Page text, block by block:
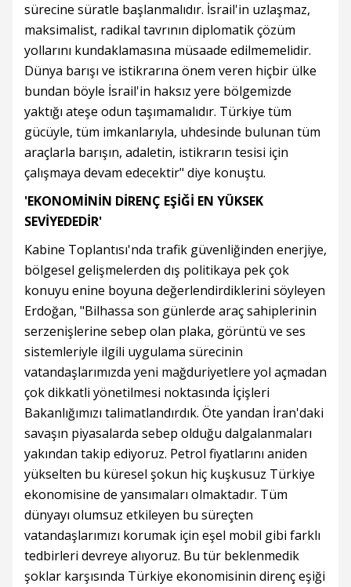
sürecine süratle başlanmalıdır. İsrail'in uzlaşmaz,
maksimalist, radikal tavrının diplomatik çözüm
yollarını kundaklamasına müsaade edilmemelidir.
Dünya barışı ve istikrarına önem veren hiçbir ülke
bundan böyle İsrail'in haksız yere bölgemizde
yaktığı ateşe odun taşımamalıdır. Türkiye tüm
gücüyle, tüm imkanlarıyla, uhdesinde bulunan tüm
araçlarla barışın, adaletin, istikrarın tesisi için
çalışmaya devam edecektir" diye konuştu.
'EKONOMİNİN DİRENÇ EŞİĞİ EN YÜKSEK
SEVİYEDEDİR'
Kabine Toplantısı'nda trafik güvenliğinden enerjiye,
bölgesel gelişmelerden dış politikaya pek çok
konuyu enine boyuna değerlendirdiklerini söyleyen
Erdoğan, "Bilhassa son günlerde araç sahiplerinin
serzenişlerine sebep olan plaka, görüntü ve ses
sistemleriyle ilgili uygulama sürecinin
vatandaşlarımızda yeni mağduriyetlere yol açmadan
çok dikkatli yönetilmesi noktasında İçişleri
Bakanlığımızı talimatlandırdık. Öte yandan İran'daki
savaşın piyasalarda sebep olduğu dalgalanmaları
yakından takip ediyoruz. Petrol fiyatlarını aniden
yükselten bu küresel şokun hiç kuşkusuz Türkiye
ekonomisine de yansımaları olmaktadır. Tüm
dünyayı olumsuz etkileyen bu süreçten
vatandaşlarımızı korumak için eşel mobil gibi farklı
tedbirleri devreye alıyoruz. Bu tür beklenmedik
şoklar karşısında Türkiye ekonomisinin direnç eşiği